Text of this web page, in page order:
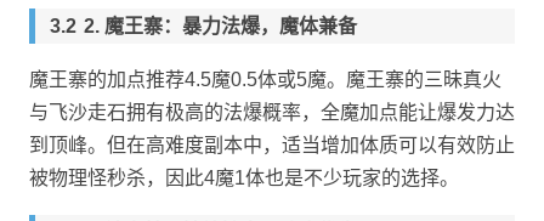
2. 魔王寨：暴力法爆，魔体兼备
魔王寨的加点推荐4.5魔0.5体或5魔。魔王寨的三昧真火
与飞沙走石拥有极高的法爆概率，全魔加点能让爆发力达
到顶峰。但在高难度副本中，适当增加体质可以有效防止
被物理怪秒杀，因此4魔1体也是不少玩家的选择。